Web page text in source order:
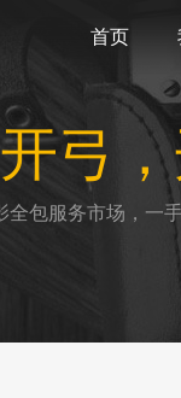
首页
弓
全包服务市场，一